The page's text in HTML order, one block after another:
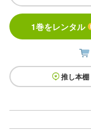
1巻をレンタル
推し本棚